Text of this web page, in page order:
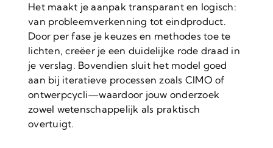
Het maakt je aanpak transparant en logisch:
van probleemverkenning tot eindproduct.
Door per fase je keuzes en methodes toe te
lichten, creëer je een duidelijke rode draad in
je verslag. Bovendien sluit het model goed
aan bij iteratieve processen zoals CIMO of
ontwerpcycli—waardoor jouw onderzoek
zowel wetenschappelijk als praktisch
overtuigt.